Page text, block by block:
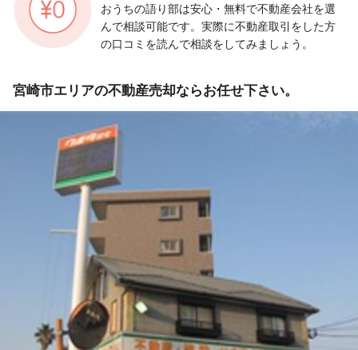
おうちの語り部は安心・無料で不動産会社を選
んで相談可能です。実際に不動産取引をした方
の口コミを読んで相談をしてみましょう。
宮崎市エリアの不動産売却ならお任せ下さい。